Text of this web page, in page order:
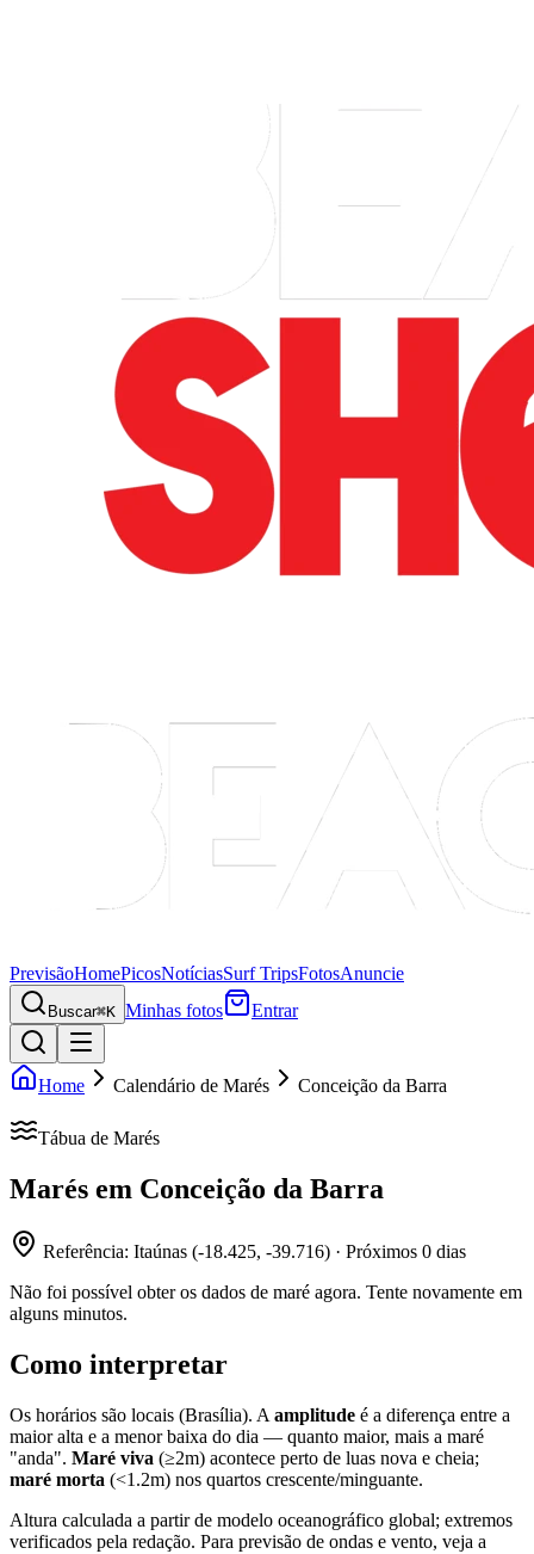
PrevisãoHomePicosNotíciasSurf TripsFotosAnuncie
Buscar⌘K Minhas fotos Entrar
Home Calendário de Marés Conceição da Barra
Tábua de Marés
Marés em Conceição da Barra
Referência: Itaúnas (-18.425, -39.716) · Próximos 0 dias
Não foi possível obter os dados de maré agora. Tente novamente em
alguns minutos.
Como interpretar
Os horários são locais (Brasília). A amplitude é a diferença entre a
maior alta e a menor baixa do dia — quanto maior, mais a maré
"anda". Maré viva (≥2m) acontece perto de luas nova e cheia;
maré morta (<1.2m) nos quartos crescente/minguante.
Altura calculada a partir de modelo oceanográfico global; extremos
verificados pela redação. Para previsão de ondas e vento, veja a